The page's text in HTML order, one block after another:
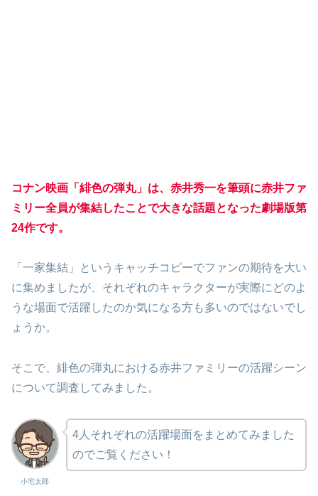
コナン映画「緋色の弾丸」は、赤井秀一を筆頭に赤井ファ
ミリー全員が集結したことで大きな話題となった劇場版第
24作です。
「一家集結」というキャッチコピーでファンの期待を大い
に集めましたが、それぞれのキャラクターが実際にどのよ
うな場面で活躍したのか気になる方も多いのではないでし
ょうか。
そこで、緋色の弾丸における赤井ファミリーの活躍シーン
について調査してみました。
小宅太郎
4人それぞれの活躍場面をまとめてみました
のでご覧ください！